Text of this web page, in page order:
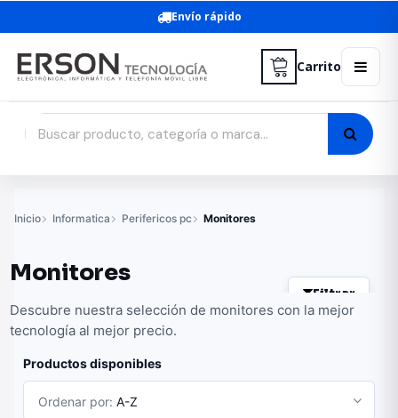
Envío rápido
Carrito
Inicio Informatica Perifericos pc Monitores
Monitores
Filtrar
Descubre nuestra selección de monitores con la mejor
tecnología al mejor precio.
Productos disponibles
Ordenar por: A-Z